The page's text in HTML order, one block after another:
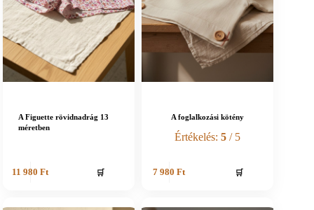
A Figuette rövidnadrág 13
méretben
11 980Ft 🛒
A foglalkozási kötény
Értékelés:5 / 5
7 980Ft 🛒